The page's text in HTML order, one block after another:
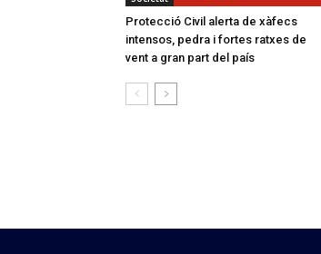
Protecció Civil alerta de xàfecs
intensos, pedra i fortes ratxes de
vent a gran part del país